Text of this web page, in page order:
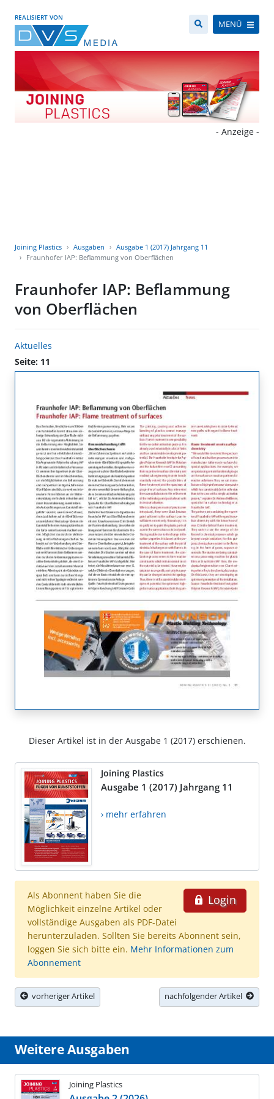
REALISIERT VON
MENÜ
- Anzeige -
Joining Plastics Ausgaben
Ausgabe 1 (2017) Jahrgang 11
Fraunhofer IAP: Beflammung von Oberflächen
Fraunhofer IAP: Beflammung
von Oberflächen
Aktuelles
Seite: 11
Dieser Artikel ist in der Ausgabe 1 (2017) erschienen.
Joining Plastics
Ausgabe 1 (2017) Jahrgang 11
› mehr erfahren
Login
Als Abonnent haben Sie die
Möglichkeit einzelne Artikel oder
vollständige Ausgaben als PDF-Datei
herunterzuladen. Sollten Sie bereits Abonnent sein,
loggen Sie sich bitte ein. Mehr Informationen zum
Abonnement
vorheriger Artikel nachfolgender Artikel
Weitere Ausgaben
Joining Plastics